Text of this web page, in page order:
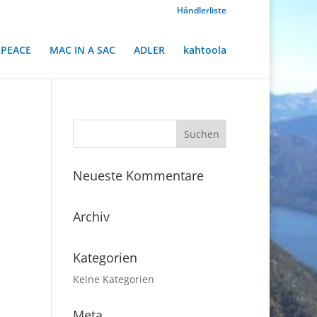
Händlerliste
MAC IN A SAC ADLER kahtoola
Neueste Kommentare
Archiv
Kategorien
Keine Kategorien